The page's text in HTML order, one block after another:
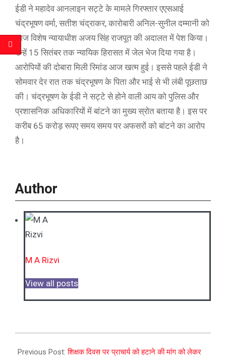
ईडी ने महादेव आनलाइन सट्टे के मामले गिरफ्तार एएसआई
चंद्रभूषण वर्मा, सतीश चंद्राकर, कारोबारी अनिल-सुनील दम्मानी को
आज विशेष न्यायाधीश अजय सिंह राजपूत की अदालत में पेश किया।
उन्हें 15 सितंबर तक न्यायिक हिरासत में जेल भेज दिया गया है।
आरोपियों की दोबारा मिली रिमांड आज खत्म हुई। इससे पहले ईडी ने
सोमवार देर रात तक चंद्रभूषण के पिता और भाई से भी लंबी पूछताछ
की। चंद्रभूषण के ईडी ने सट्टे से होने वाली आय को पुलिस और
प्रशासनिक अधिकारियों में बांटने का मुख्य स्रोत बताया है। इस पर
करीब 65 करोड़ रूपए समय समय पर अफसरों को बांटने का आरोप
है।
Author
M A Rizvi
View all posts
09-
Previous Post:शिक्षक दिवस पर प्राचार्य को हटाने की मांग को लेकर